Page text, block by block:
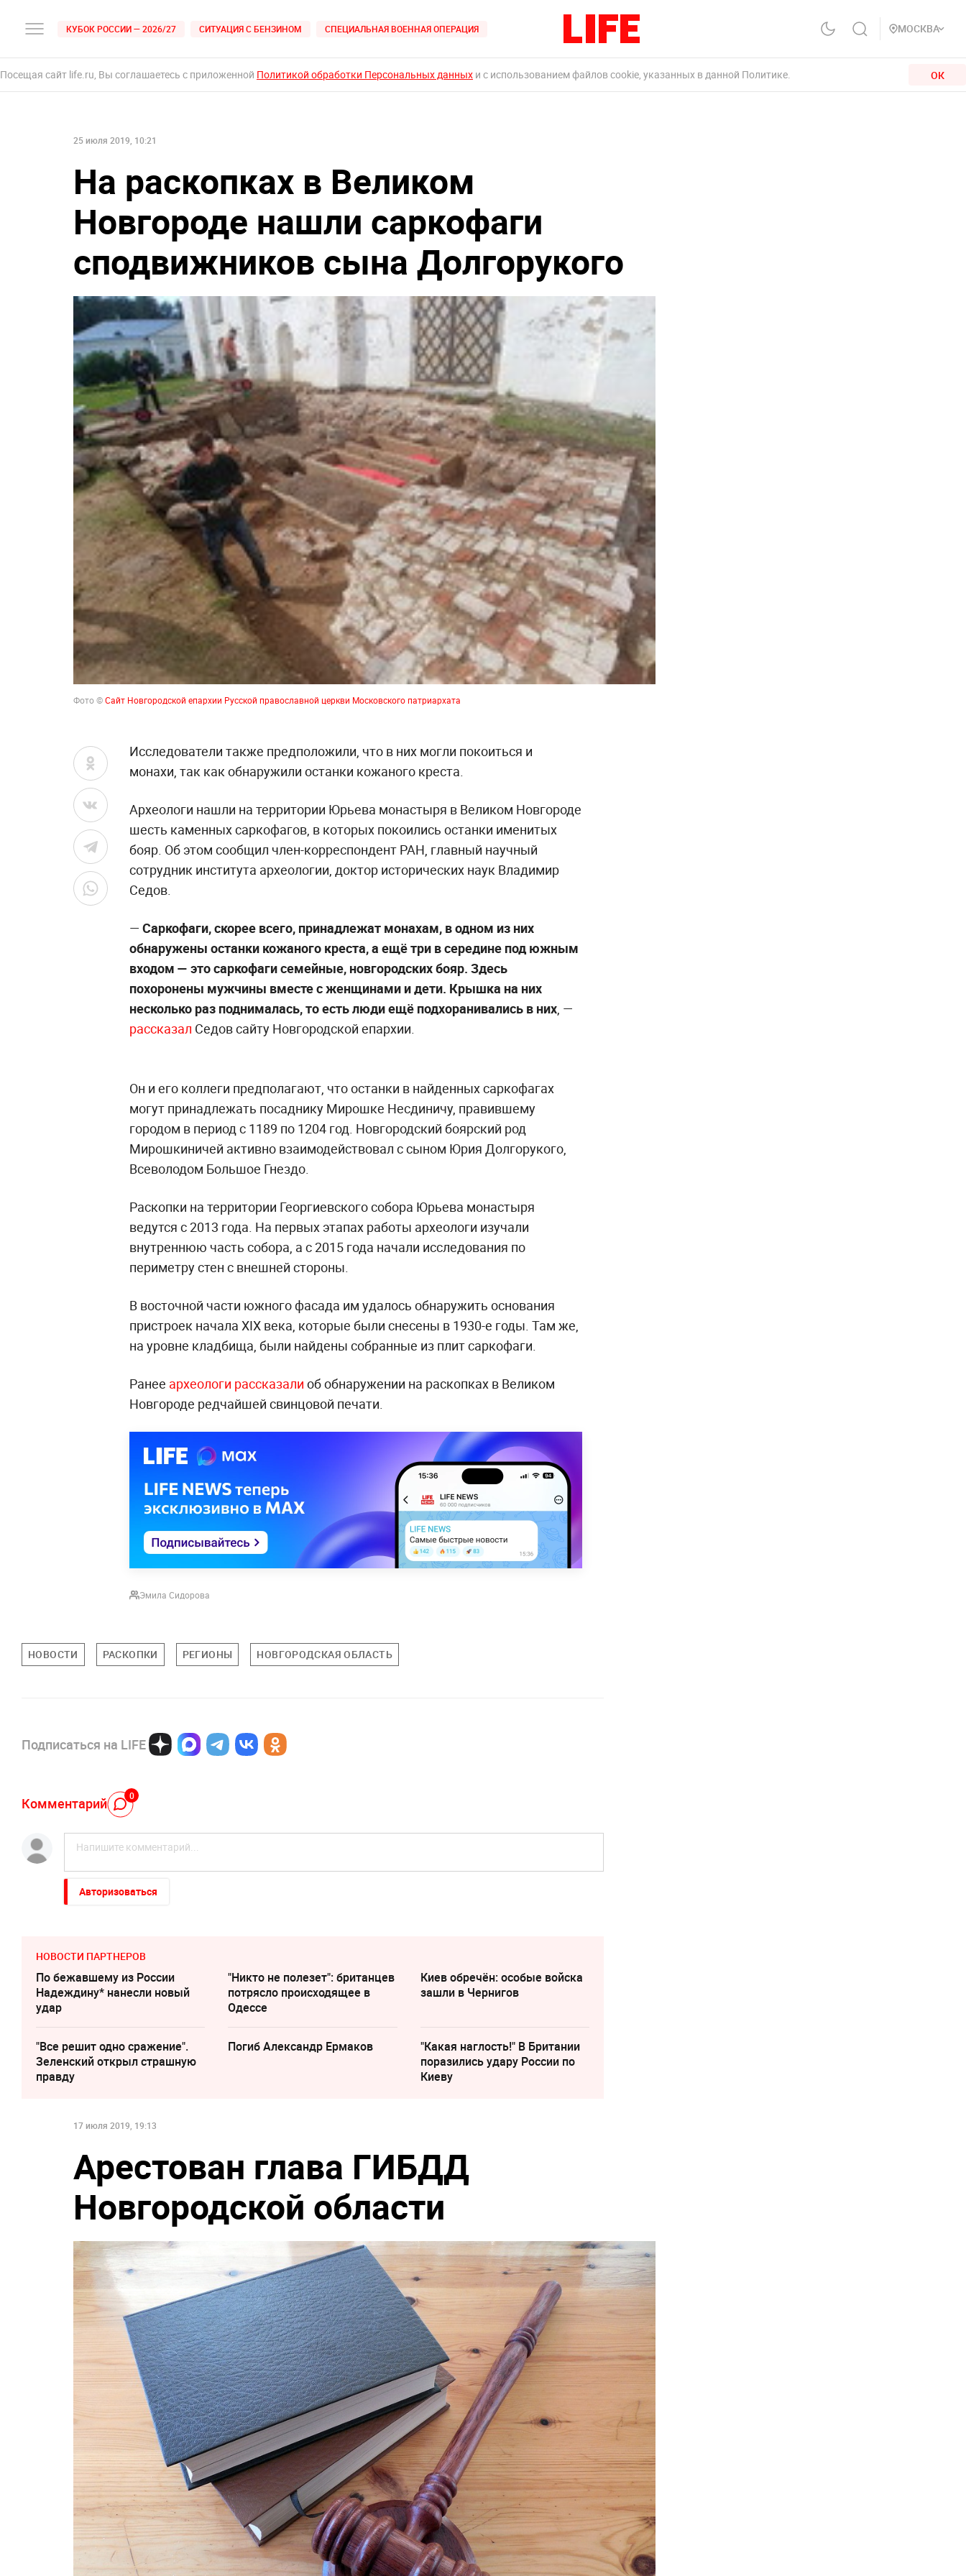
КУБОК РОССИИ — 2026/27 СИТУАЦИЯ С БЕНЗИНОМ СПЕЦИАЛЬНАЯ ВОЕННАЯ ОПЕРАЦИЯ МОСКВА
Посещая сайт life.ru, Вы соглашаетесь с приложенной Политикой обработки Персональных данных и с использованием файлов cookie, указанных в данной Политике. ОК
25 июля 2019, 10:21
На раскопках в Великом
Новгороде нашли саркофаги
сподвижников сына Долгорукого
Фото ©Сайт Новгородской епархии Русской православной церкви Московского патриархата
Исследователи также предположили, что в них могли покоиться и
монахи, так как обнаружили останки кожаного креста.
Археологи нашли на территории Юрьева монастыря в Великом Новгороде
шесть каменных саркофагов, в которых покоились останки именитых
бояр. Об этом сообщил член-корреспондент РАН, главный научный
сотрудник института археологии, доктор исторических наук Владимир
Седов.
— Саркофаги, скорее всего, принадлежат монахам, в одном из них
обнаружены останки кожаного креста, а ещё три в середине под южным
входом — это саркофаги семейные, новгородских бояр. Здесь
похоронены мужчины вместе с женщинами и дети. Крышка на них
несколько раз поднималась, то есть люди ещё подхоранивались в них, —
рассказал Седов сайту Новгородской епархии.
Он и его коллеги предполагают, что останки в найденных саркофагах
могут принадлежать посаднику Мирошке Несдиничу, правившему
городом в период с 1189 по 1204 год. Новгородский боярский род
Мирошкиничей активно взаимодействовал с сыном Юрия Долгорукого,
Всеволодом Большое Гнездо.
Раскопки на территории Георгиевского собора Юрьева монастыря
ведутся с 2013 года. На первых этапах работы археологи изучали
внутреннюю часть собора, а с 2015 года начали исследования по
периметру стен с внешней стороны.
В восточной части южного фасада им удалось обнаружить основания
пристроек начала XIX века, которые были снесены в 1930-е годы. Там же,
на уровне кладбища, были найдены собранные из плит саркофаги.
Ранее археологи рассказали об обнаружении на раскопках в Великом
Новгороде редчайшей свинцовой печати.
Эмила Сидорова
НОВОСТИ РАСКОПКИ РЕГИОНЫ НОВГОРОДСКАЯ ОБЛАСТЬ
Подписаться на LIFE
Комментарий 0
Авторизоваться
НОВОСТИ ПАРТНЕРОВ
По бежавшему из России
Надеждину* нанесли новый
удар
"Никто не полезет": британцев
потрясло происходящее в
Одессе
Киев обречён: особые войска
зашли в Чернигов
"Все решит одно сражение".
Зеленский открыл страшную
правду
Погиб Александр Ермаков
"Какая наглость!" В Британии
поразились удару России по
Киеву
17 июля 2019, 19:13
Арестован глава ГИБДД
Новгородской области